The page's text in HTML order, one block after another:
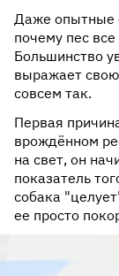
Даже опытные
почему пес
Большинство
выражает
совсем так.
Первая
врождённом
на свет, он
показатель
собака
ее просто